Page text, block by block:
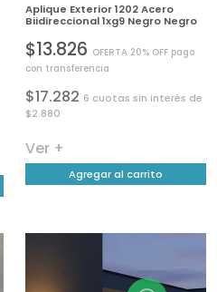
Aplique Exterior 1202 Acero
Biidireccional 1xg9 Negro Negro
$13.826 OFERTA 20% OFF pago
con transferencia
$17.282 6 cuotas sin interés de
$2.880
Ver +
Agregar al carrito